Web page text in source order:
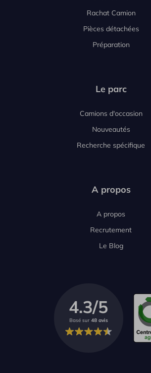
Rachat Camion
Pièces détachées
Préparation
Le parc
Camions d'occasion
Nouveautés
Recherche spécifique
A propos
A propos
Recrutement
Le Blog
4.3/5
Basé sur 48 avis